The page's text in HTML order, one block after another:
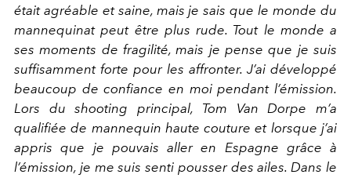
était agréable et saine, mais je sais que le monde du
mannequinat peut être plus rude. Tout le monde a
ses moments de fragilité, mais je pense que je suis
suffisamment forte pour les affronter. J’ai développé
beaucoup de confiance en moi pendant l’émission.
Lors du shooting principal, Tom Van Dorpe m’a
qualifiée de mannequin haute couture et lorsque j’ai
appris que je pouvais aller en Espagne grâce à
l’émission, je me suis senti pousser des ailes. Dans le